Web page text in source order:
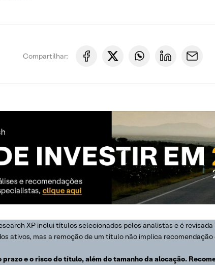
Compartilhar:
XP inclui títulos selecionados pelos analistas e é
ativos, mas a remoção de um título não implica recomendação
e o risco do título, além do tamanho da alocação.